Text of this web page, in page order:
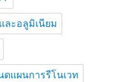
ละอลูมิเนียม
ดแผนการรีโนเวท